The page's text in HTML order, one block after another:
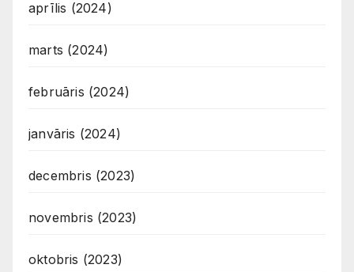
aprīlis (2024)
marts (2024)
februāris (2024)
janvāris (2024)
decembris (2023)
novembris (2023)
oktobris (2023)